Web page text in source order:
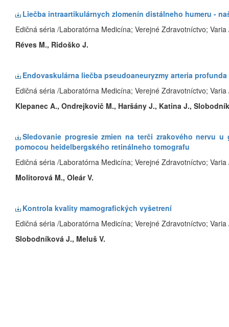
Liečba intraartikulárnych zlomenín distálneho humeru -
Edičná séria /Laboratórna Medicína; Verejné Zdravotníctvo; Varia
Réves M., Ridoško J.
Endovaskulárna liečba pseudoaneuryzmy arteria
Edičná séria /Laboratórna Medicína; Verejné Zdravotníctvo; Varia
Klepanec A., Ondrejkovič M., Haršány J., Katina J.,
Sledovanie progresie zmien na terči zrakového nervu
pomocou heidelbergského retinálneho tomografu
Edičná séria /Laboratórna Medicína; Verejné Zdravotníctvo; Varia
Molitorová M., Oleár V.
Kontrola kvality mamografických vyšetrení
Edičná séria /Laboratórna Medicína; Verejné Zdravotníctvo; Varia
Slobodníková J., Meluš V.